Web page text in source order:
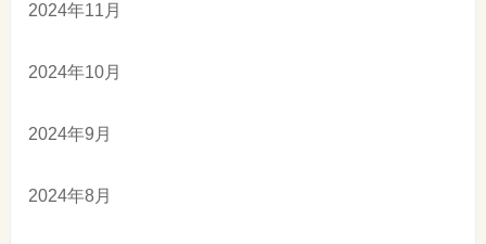
2024年11月
2024年10月
2024年9月
2024年8月